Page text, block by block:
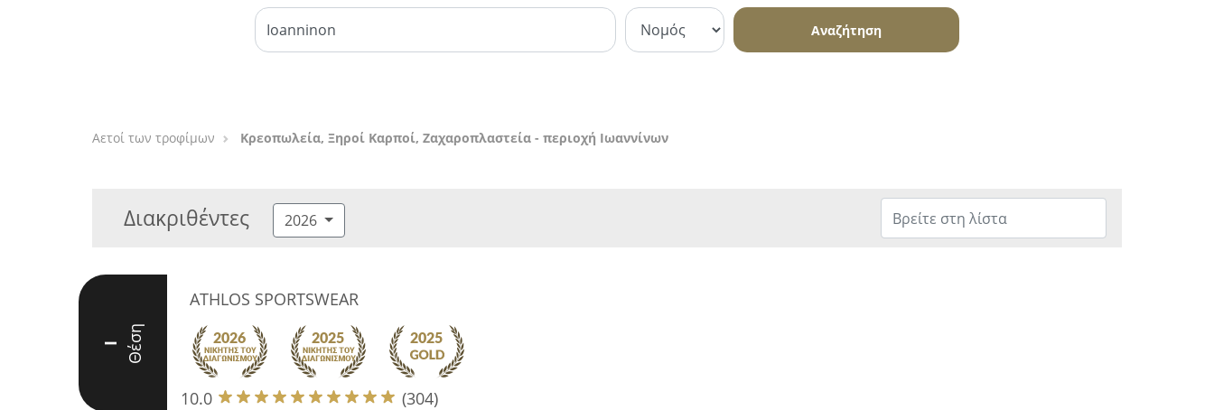
Αναζήτηση
Αετοί των τροφίμων Κρεοπωλεία, Ξηροί Καρποί, Ζαχαροπλαστεία - περιοχή Ιωαννίνων
Διακριθέντες 2026
I Θέση
ATHLOS SPORTSWEAR
10.0 (304)